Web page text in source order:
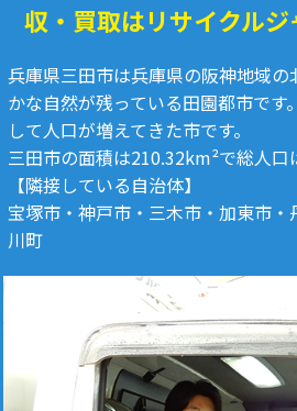
収・買取はリサイクルジ
兵庫県三田市は兵庫県の阪神地域の
かな自然が残っている田園都市です
して人口が増えてきた市です。
三田市の面積は210.32km²で総人口
【隣接している自治体】
宝塚市・神戸市・三木市・加東市
川町